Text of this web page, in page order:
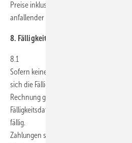
Preise inklusive der gesetzlichen
anfallender Versand- und
8. Fälligkeit und Zahlung; Verzug
8.1
Sofern keine besonderen Zahlungsziele
sich die Fälligkeit der geschuldeten
Rechnung genannten Fälligkeitsdatum.
Fälligkeitsdatum angegeben, sind
fällig.
Zahlungen sind jeweils ohne Abzüge und